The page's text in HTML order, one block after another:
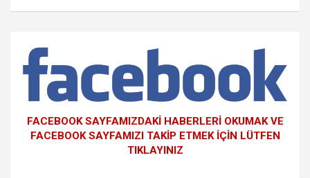
FACEBOOK SAYFAMIZDAKİ HABERLERİ OKUMAK VE
FACEBOOK SAYFAMIZI TAKİP ETMEK İÇİN LÜTFEN
TIKLAYINIZ